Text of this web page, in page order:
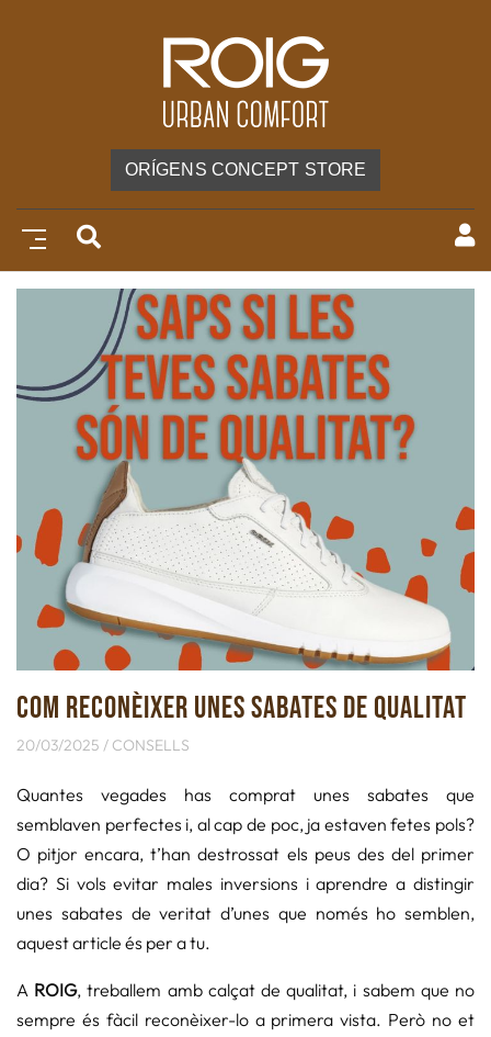
ORÍGENS CONCEPT STORE
COM RECONÈIXER UNES SABATES DE QUALITAT
20/03/2025 / CONSELLS
Quantes vegades has comprat unes sabates que
semblaven perfectes i, al cap de poc, ja estaven fetes pols?
O pitjor encara, t’han destrossat els peus des del primer
dia? Si vols evitar males inversions i aprendre a distingir
unes sabates de veritat d’unes que només ho semblen,
aquest article és per a tu.
A ROIG, treballem amb calçat de qualitat, i sabem que no
sempre és fàcil reconèixer-lo a primera vista. Però no et